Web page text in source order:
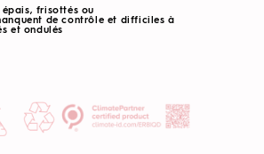
épais, frisottés ou
de contrôle et difficiles à
et ondulés